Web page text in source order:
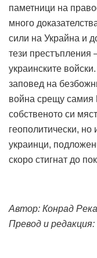
паметници на
много
сили на Украйна и
тези престъпления
украинските
заповед на
война срещу самия
собственото си
геополитически,
украинци,
скоро стигнат до
Автор: Конрад
Превод и